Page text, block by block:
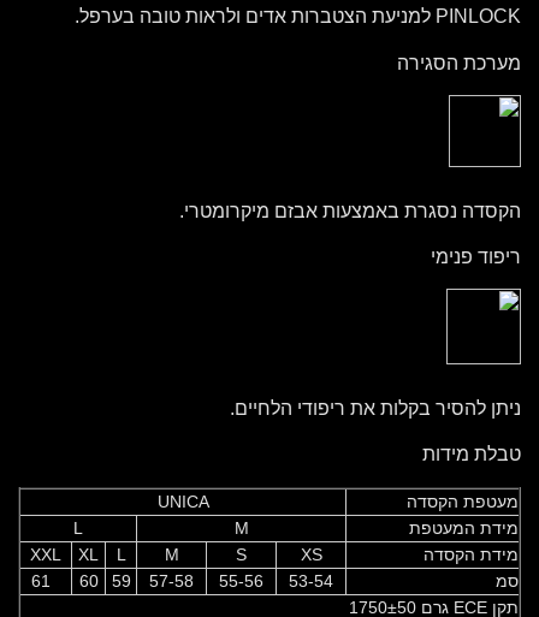
PINLOCK למניעת הצטברות אדים ולראות טובה בערפל.
מערכת הסגירה
הקסדה נסגרת באמצעות אבזם מיקרומטרי.
ריפוד פנימי
ניתן להסיר בקלות את ריפודי הלחיים.
טבלת מידות
מעטפת הקסדה
UNICA
מידת המעטפת
M
L
מידת הקסדה
XS
S
M
L
XL
XXL
סמ
53-54
55-56
57-58
59
60
תקן ECE גרם 1750±50